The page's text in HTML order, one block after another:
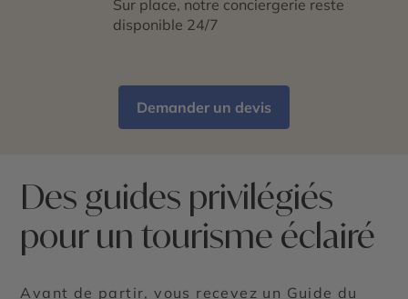
Sur place, notre conciergerie reste
disponible 24/7
Demander un devis
Des guides privilégiés
pour un tourisme éclairé
Avant de partir, vous recevez un Guide du